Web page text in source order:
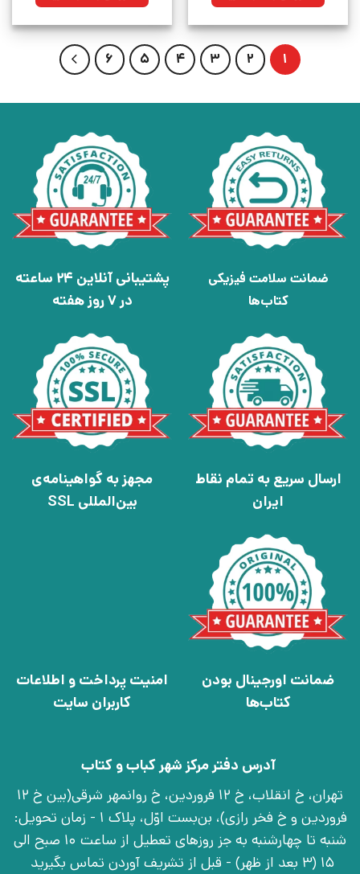
1
2
3
4
5
6
ضمانت سلامت فیزیکی
کتاب‌ها
پشتیبانی آنلاین 24 ساعته
در 7 روز هفته
ارسال سریع به تمام نقاط
ایران
مجهز به گواهینامه‌ی
بین‌المللی SSL
ضمانت اورجینال بودن
کتاب‌ها
امنیت پرداخت و اطلاعات
کاربران سایت
آدرس دفتر مرکز شهر کباب و کتاب
تهران، خ انقلاب، خ 12 فروردین، خ روانمهر شرقی(بین خ 12
فروردین و خ فخر رازی)، بن‌بست اوّل، پلاک 1 - زمان تحویل:
شنبه تا چهارشنبه به جز روزهای تعطیل از ساعت 10 صبح الی
15 (3 بعد از ظهر) - قبل از تشریف آوردن تماس بگیرید